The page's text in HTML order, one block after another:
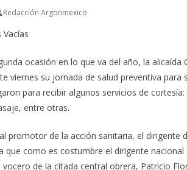
Redacción Argonmexico
ocasión en lo que va del año, la
viernes su jornada de salud preventiva para
para recibir algunos servicios de
entre otras.
promotor de la acción sanitaria, el dirigente
que como es costumbre el dirigente
vocero de la citada central obrera, Patricio